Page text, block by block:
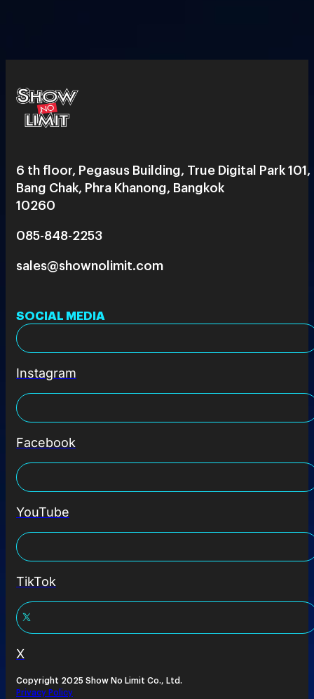
6 th floor, Pegasus Building, True Digital Park 101,
Bang Chak, Phra Khanong, Bangkok
10260
085-848-2253
sales@shownolimit.com
SOCIAL MEDIA
Instagram
Facebook
YouTube
TikTok
X
Copyright 2025 Show No Limit Co., Ltd.
Privacy Policy